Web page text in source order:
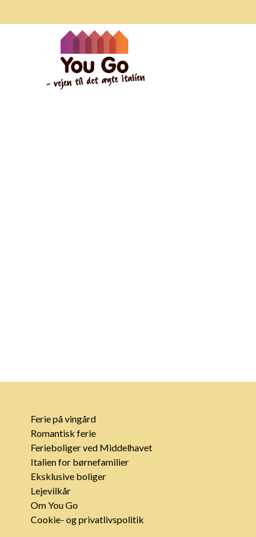
Ferie på vingård
Romantisk ferie
Ferieboliger ved Middelhavet
Italien for børnefamilier
Eksklusive boliger
Lejevilkår
Om You Go
Cookie- og privatlivspolitik